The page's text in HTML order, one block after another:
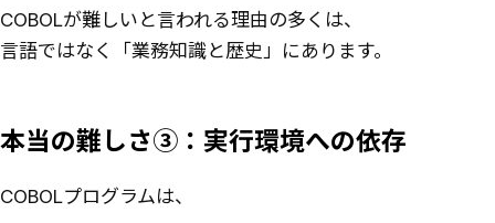
COBOLが難しいと言われる理由の多くは、
言語ではなく「業務知識と歴史」にあります。
本当の難しさ③：実行環境への依存
COBOLプログラムは、